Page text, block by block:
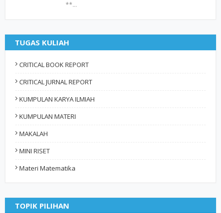
**…
TUGAS KULIAH
CRITICAL BOOK REPORT
CRITICAL JURNAL REPORT
KUMPULAN KARYA ILMIAH
KUMPULAN MATERI
MAKALAH
MINI RISET
Materi Matematika
TOPIK PILIHAN